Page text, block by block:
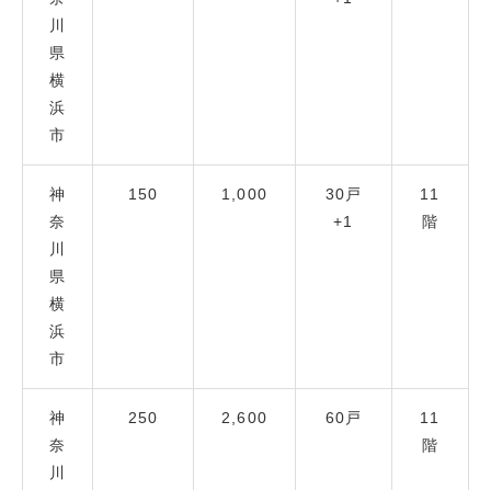
川
県
横
浜
市
神
奈
川
県
横
浜
市
150 1,000
30戸
+1
11
階
神
奈
川
250 2,600 60戸
11
階